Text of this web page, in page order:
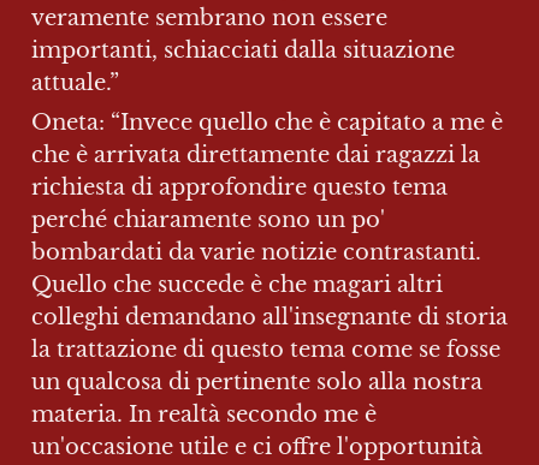
veramente sembrano non essere
importanti, schiacciati dalla situazione
attuale.”
Oneta: “Invece quello che è capitato a me è
che è arrivata direttamente dai ragazzi la
richiesta di approfondire questo tema
perché chiaramente sono un po'
bombardati da varie notizie contrastanti.
Quello che succede è che magari altri
colleghi demandano all'insegnante di storia
la trattazione di questo tema come se fosse
un qualcosa di pertinente solo alla nostra
materia. In realtà secondo me è
un'occasione utile e ci offre l'opportunità